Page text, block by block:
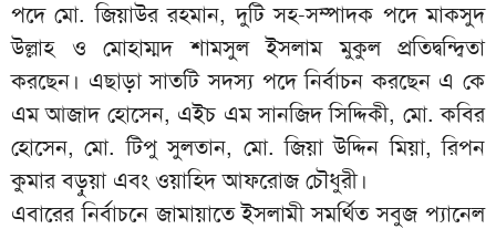
পদে মো. জিয়াউর রহমান, দুটি সহ-সম্পাদক পদে মাকসুদ
উল্লাহ ও মোহাম্মদ শামসুল ইসলাম মুকুল প্রতিদ্বন্দ্বিতা
করছেন। এছাড়া সাতটি সদস্য পদে নির্বাচন করছেন এ কে
এম আজাদ হোসেন, এইচ এম সানজিদ সিদ্দিকী, মো. কবির
হোসেন, মো. টিপু সুলতান, মো. জিয়া উদ্দিন মিয়া, রিপন
কুমার বড়ুয়া এবং ওয়াহিদ আফরোজ চৌধুরী।
এবারের নির্বাচনে জামায়াতে ইসলামী সমর্থিত সবুজ প্যানেল